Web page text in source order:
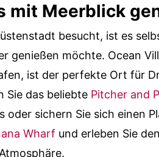
mit Meerblick
besucht, ist es
genießen möchte. Ocean
ist der perfekte Ort für
Sie das beliebte Pitcher and
oder sichern Sie sich einen
Wharf und erleben Sie